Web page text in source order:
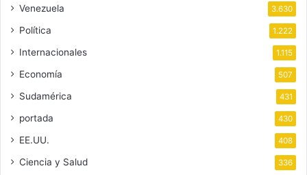
Venezuela 3.630
Política 1.222
Internacionales 1.115
Economía 507
Sudamérica 431
portada 430
EE.UU. 408
Ciencia y Salud 336